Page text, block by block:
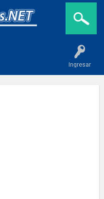
Ingresar